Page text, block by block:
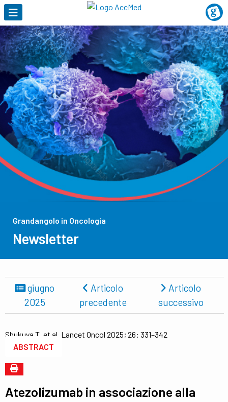
Grandangolo in Oncologia
Newsletter
giugno
2025
Articolo
precedente
Articolo
successivo
Shukuya T, et al. Lancet Oncol 2025; 26: 331–342
ABSTRACT
Atezolizumab in associazione alla